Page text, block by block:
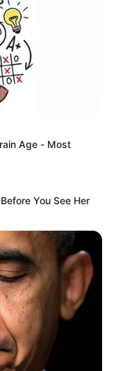
EN EL PAÍS
públicos de
y Bucaramanga
abstenerse de
de las marchas
Nacional
santandereano
buscaría hundir la
a la salud
en Santander
consulta
tras caída de la
laboral
Age - Most
You See Her